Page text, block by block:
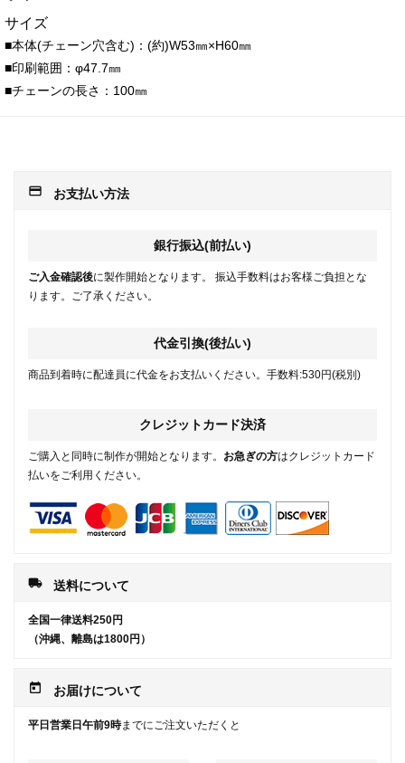
サイズ
■本体(チェーン穴含む)：(約)W53㎜×H60㎜
■印刷範囲：φ47.7㎜
■チェーンの長さ：100㎜
payment お支払い方法
銀行振込(前払い)
ご入金確認後に製作開始となります。 振込手数料はお客様ご負担とな
ります。ご了承ください。
代金引換(後払い)
商品到着時に配達員に代金をお支払いください。手数料:530円(税別)
クレジットカード決済
ご購入と同時に制作が開始となります。 お急ぎの方はクレジットカード
払いをご利用ください。
local_shipping 送料について
全国一律送料250円
（沖縄、離島は1800円）
today お届けについて
平日営業日午前9時までにご注文いただくと